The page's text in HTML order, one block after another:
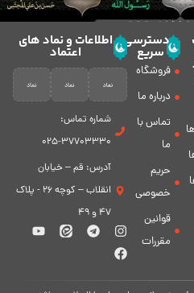
دسترسی
سریع
فروشگاه
درباره ما
تماس با
ما
حریم
خصوصی
قوانین
مقررات
اطلاعات و نماد های
اعتماد
شماره تماس:
37703330-025
آدرس: قم – خیابان
انقلاب – کوچه 26 - پلاک
47 و 49